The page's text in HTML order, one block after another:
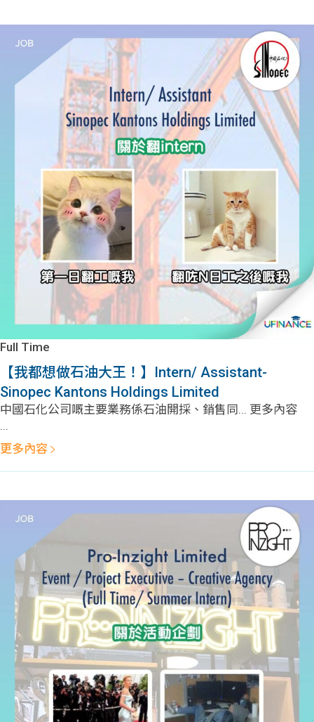
Full Time
【我都想做石油大王！】Intern/ Assistant-
Sinopec Kantons Holdings Limited
中國石化公司嘅主要業務係石油開採、銷售同... 更多內容
...
更多內容